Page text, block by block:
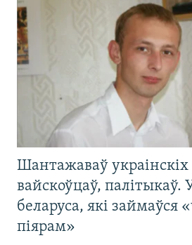
Шантажаваў украінскіх
вайскоўцаў, палітыкаў.
беларуса, які займаўся
піярам»